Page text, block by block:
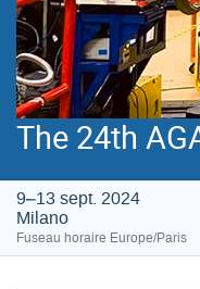
The 24th
9–13 sept. 2024
Milano
Fuseau horaire Europe/Paris